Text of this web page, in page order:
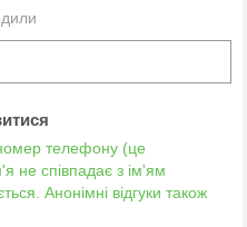
телефону (це
не співпадає з ім'ям
Анонімні відгуки також